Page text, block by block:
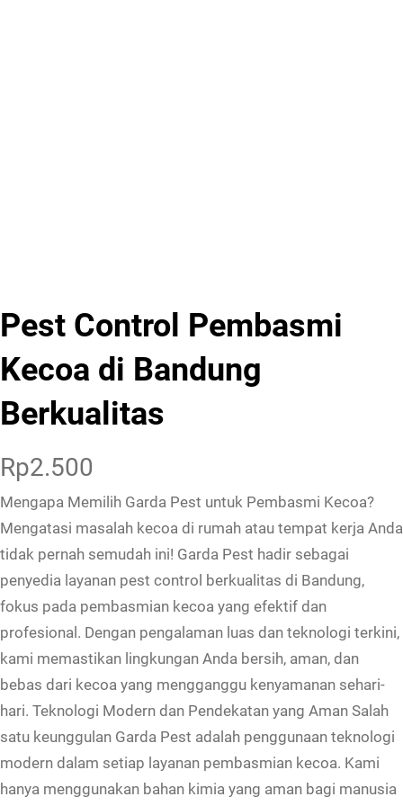
Pest Control Pembasmi
Kecoa di Bandung
Berkualitas
Rp2.500
Mengapa Memilih Garda Pest untuk Pembasmi Kecoa?
Mengatasi masalah kecoa di rumah atau tempat kerja Anda
tidak pernah semudah ini! Garda Pest hadir sebagai
penyedia layanan pest control berkualitas di Bandung,
fokus pada pembasmian kecoa yang efektif dan
profesional. Dengan pengalaman luas dan teknologi terkini,
kami memastikan lingkungan Anda bersih, aman, dan
bebas dari kecoa yang mengganggu kenyamanan sehari-
hari. Teknologi Modern dan Pendekatan yang Aman Salah
satu keunggulan Garda Pest adalah penggunaan teknologi
modern dalam setiap layanan pembasmian kecoa. Kami
hanya menggunakan bahan kimia yang aman bagi manusia